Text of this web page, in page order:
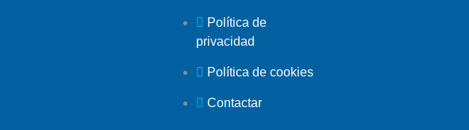
Política de
privacidad
Política de cookies
Contactar